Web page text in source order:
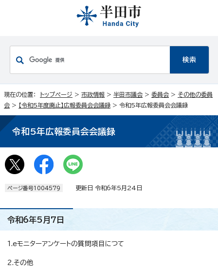
現在の位置： トップページ > 市政情報 > 半田市議会 > 委員会 > その他の委員
会 > 【令和5年度廃止】広報委員会会議録 > 令和5年広報委員会会議録
令和5年広報委員会会議録
ページ番号1004579 更新日 令和6年5月24日
令和6年5月7日
1.eモニターアンケートの質問項目につて
2.その他